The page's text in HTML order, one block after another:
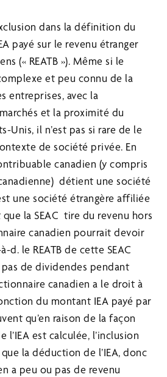
dans la définition du
payé sur le revenu étranger
(« REATB »). Même si le
et peu connu de la
entreprises, avec la
et la proximité du
Unis, il n’est pas si rare de le
de société privée. En
canadien (y compris
détient une société
une société étrangère affiliée
que la SEAC tire du revenu hors
canadien pourrait devoir
d. le REATB de cette SEAC
pas de dividendes pendant
canadien a le droit à
du montant IEA payé par
qu’en raison de la façon
est calculée, l’inclusion
la déduction de l’IEA, donc
a peu ou pas de revenu